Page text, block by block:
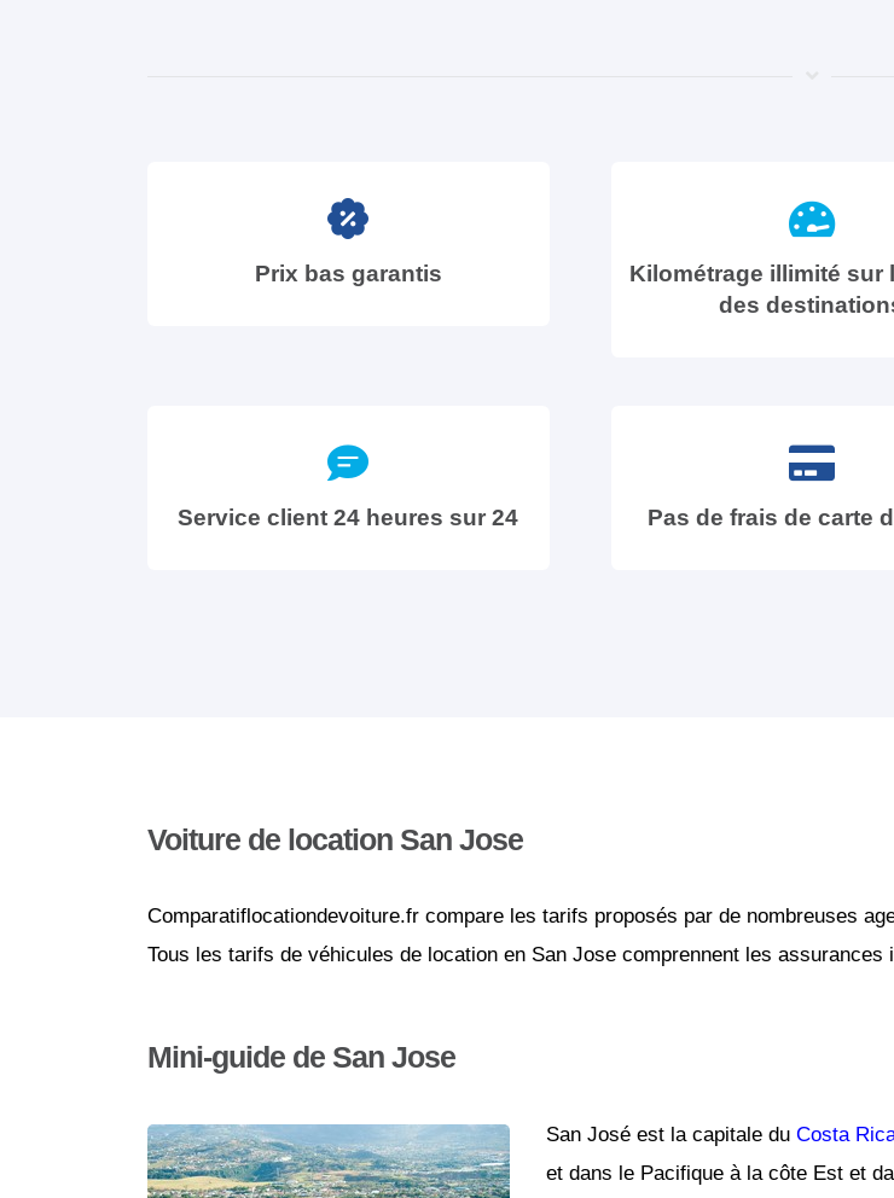
Prix bas garantis
Kilométrage illimité sur
des
Service client 24 heures sur 24 Pas de frais de carte
Voiture de location San Jose
Comparatiflocationdevoiture.fr compare les tarifs proposés par de nombreuses
Tous les tarifs de véhicules de location en San Jose comprennent les
Mini-guide de San Jose
San José est la capitale du Costa
et dans le Pacifique à la côte Est et